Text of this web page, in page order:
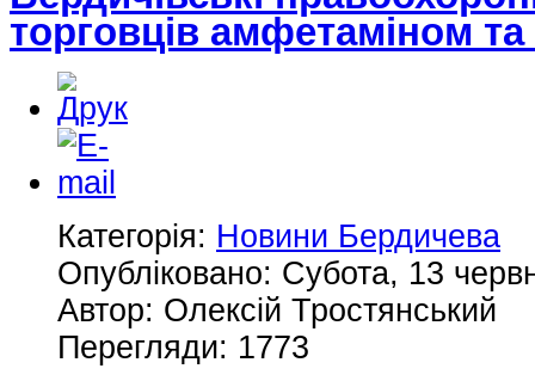
торговців амфетаміном та
Категорія: Новини Бердичева
Опубліковано: Субота, 13
Автор: Олексій Тростянський
Перегляди: 1773